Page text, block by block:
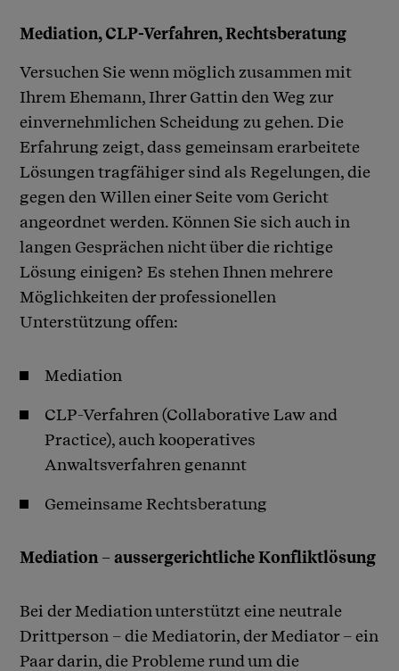
Mediation, CLP-Verfahren, Rechtsberatung
Versuchen Sie wenn möglich zusammen mit
Ihrem Ehemann, Ihrer Gattin den Weg zur
einvernehmlichen Scheidung zu gehen. Die
Erfahrung zeigt, dass gemeinsam erarbeitete
Lösungen tragfähiger sind als Regelungen, die
gegen den Willen einer Seite vom Gericht
angeordnet werden. Können Sie sich auch in
langen Gesprächen nicht über die richtige
Lösung einigen? Es stehen Ihnen mehrere
Möglichkeiten der professionellen
Unterstützung offen:
Mediation
CLP-Verfahren (Collaborative Law and
Practice), auch kooperatives
Anwaltsverfahren genannt
Gemeinsame Rechtsberatung
Mediation – aussergerichtliche Konfliktlösung
Bei der Mediation unterstützt eine neutrale
Drittperson – die Mediatorin, der Mediator – ein
Paar darin, die Probleme rund um die